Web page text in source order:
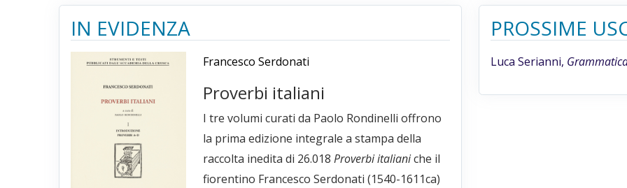
IN EVIDENZA
Francesco Serdonati
Proverbi italiani
I tre volumi curati da Paolo Rondinelli offrono
la prima edizione integrale a stampa della
raccolta inedita di 26.018 Proverbi italianiche il
fiorentino Francesco Serdonati (1540-1611ca)
PROSSIME
Luca Serianni,